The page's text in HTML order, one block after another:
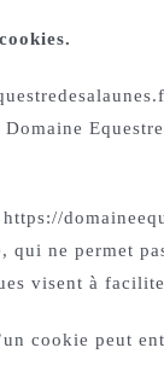
Domaine
ne permet
visent à
cookie peut